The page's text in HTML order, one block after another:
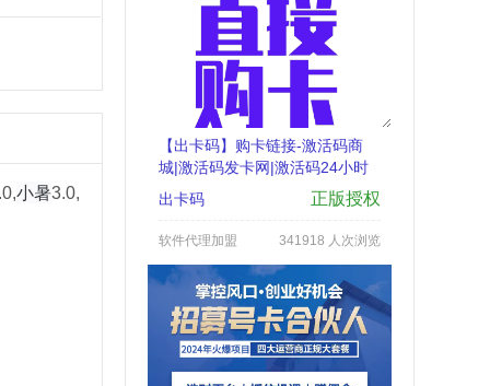
小暑3.0,
【出卡码】购卡链接-激活码商
城|激活码发卡网|激活码24小时
自助发卡|点击进入
出卡码 正版授权
软件代理加盟 341918 人次浏览